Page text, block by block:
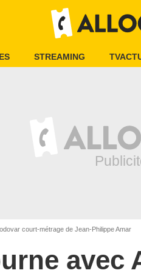
STREAMING
court-métrage de Jean-Philippe Amar
avec